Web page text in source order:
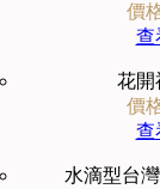
價
查
花開
價
查
水滴型台